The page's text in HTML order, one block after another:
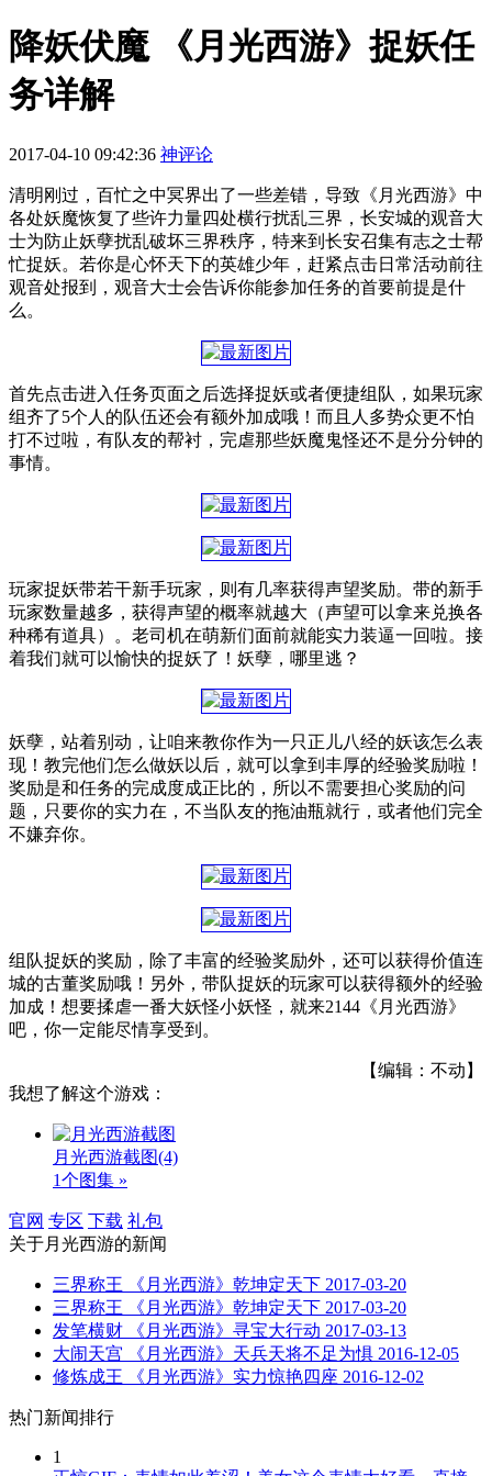
降妖伏魔 《月光西游》捉妖任
务详解
2017-04-10 09:42:36 神评论
清明刚过，百忙之中冥界出了一些差错，导致《月光西游》中
各处妖魔恢复了些许力量四处横行扰乱三界，长安城的观音大
士为防止妖孽扰乱破坏三界秩序，特来到长安召集有志之士帮
忙捉妖。若你是心怀天下的英雄少年，赶紧点击日常活动前往
观音处报到，观音大士会告诉你能参加任务的首要前提是什
么。
首先点击进入任务页面之后选择捉妖或者便捷组队，如果玩家
组齐了5个人的队伍还会有额外加成哦！而且人多势众更不怕
打不过啦，有队友的帮衬，完虐那些妖魔鬼怪还不是分分钟的
事情。
玩家捉妖带若干新手玩家，则有几率获得声望奖励。带的新手
玩家数量越多，获得声望的概率就越大（声望可以拿来兑换各
种稀有道具）。老司机在萌新们面前就能实力装逼一回啦。接
着我们就可以愉快的捉妖了！妖孽，哪里逃？
妖孽，站着别动，让咱来教你作为一只正儿八经的妖该怎么表
现！教完他们怎么做妖以后，就可以拿到丰厚的经验奖励啦！
奖励是和任务的完成度成正比的，所以不需要担心奖励的问
题，只要你的实力在，不当队友的拖油瓶就行，或者他们完全
不嫌弃你。
组队捉妖的奖励，除了丰富的经验奖励外，还可以获得价值连
城的古董奖励哦！另外，带队捉妖的玩家可以获得额外的经验
加成！想要揉虐一番大妖怪小妖怪，就来2144《月光西游》
吧，你一定能尽情享受到。
【编辑：不动】
我想了解这个游戏：
月光西游截图(4)
1个图集 »
官网 专区 下载 礼包
关于月光西游的新闻
三界称王 《月光西游》乾坤定天下 2017-03-20
三界称王 《月光西游》乾坤定天下 2017-03-20
发笔横财 《月光西游》寻宝大行动 2017-03-13
大闹天宫 《月光西游》天兵天将不足为惧 2016-12-05
修炼成王 《月光西游》实力惊艳四座 2016-12-02
热门新闻排行
1